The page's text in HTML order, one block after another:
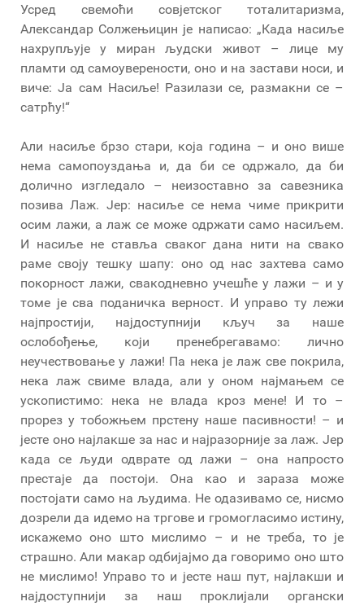
Усред свемоћи совјетског тоталитаризма,
Александар Солжењицин је написао: „Када насиље
нахрупљује у миран људски живот – лице му
пламти од самоуверености, оно и на застави носи, и
виче: Ја сам Насиље! Разилази се, размакни се –
сатрћу!“
Али насиље брзо стари, која година – и оно више
нема самопоуздања и, да би се одржало, да би
долично изгледало – неизоставно за савезника
позива Лаж. Јер: насиље се нема чиме прикрити
осим лажи, а лаж се може одржати само насиљем.
И насиље не ставља сваког дана нити на свако
раме своју тешку шапу: оно од нас захтева само
покорност лажи, свакодневно учешће у лажи – и у
томе је сва поданичка верност. И управо ту лежи
најпростији, најдоступнији кључ за наше
ослобођење, који пренебрегавамо: лично
неучествовање у лажи! Па нека је лаж све покрила,
нека лаж свиме влада, али у оном најмањем се
ускопистимо: нека не влада кроз мене! И то –
прорез у тобожњем прстену наше пасивности! – и
јесте оно најлакше за нас и најразорније за лаж. Јер
када се људи одврате од лажи – она напросто
престаје да постоји. Она као и зараза може
постојати само на људима. Не одазивамо се, нисмо
дозрели да идемо на тргове и громогласимо истину,
искажемо оно што мислимо – и не треба, то је
страшно. Али макар одбијајмо да говоримо оно што
не мислимо! Управо то и јесте наш пут, најлакши и
најдоступнији за наш проклијали органски